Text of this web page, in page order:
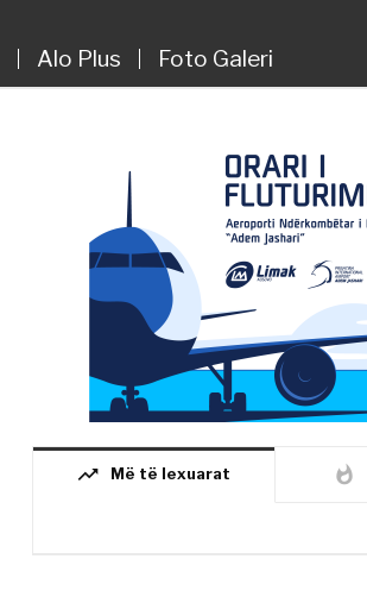
Alo Plus Foto Galeri
trending_up Më të lexuarat whatshot